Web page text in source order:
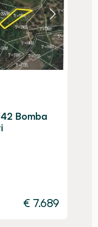
Bomba
€ 7.689